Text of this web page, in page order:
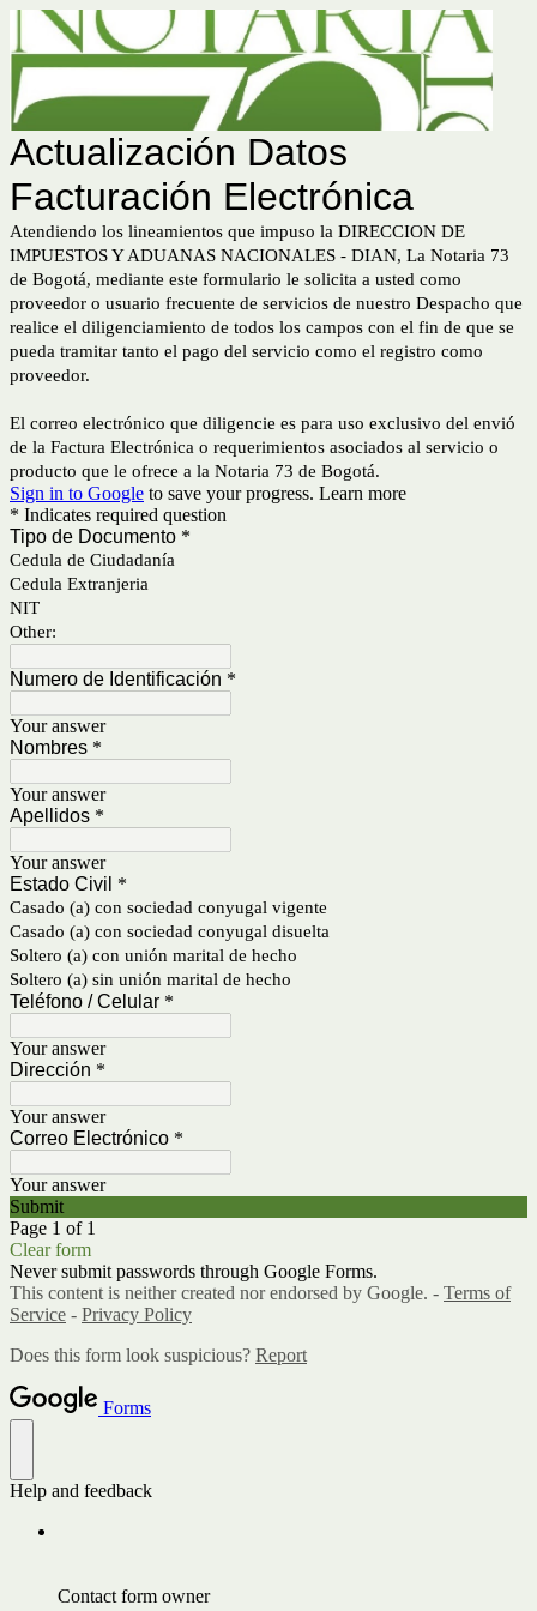
Actualización Datos
Facturación Electrónica
Atendiendo los lineamientos que impuso la DIRECCION DE
IMPUESTOS Y ADUANAS NACIONALES - DIAN, La Notaria 73
de Bogotá, mediante este formulario le solicita a usted como
proveedor o usuario frecuente de servicios de nuestro Despacho que
realice el diligenciamiento de todos los campos con el fin de que se
pueda tramitar tanto el pago del servicio como el registro como
proveedor.
El correo electrónico que diligencie es para uso exclusivo del envió
de la Factura Electrónica o requerimientos asociados al servicio o
producto que le ofrece a la Notaria 73 de Bogotá.
Sign in to Google to save your progress. Learn more
* Indicates required question
Tipo de Documento *
Cedula de Ciudadanía
Cedula Extranjeria
NIT
Other:
Numero de Identificación *
Your answer
Nombres *
Your answer
Apellidos *
Your answer
Estado Civil *
Casado (a) con sociedad conyugal vigente
Casado (a) con sociedad conyugal disuelta
Soltero (a) con unión marital de hecho
Soltero (a) sin unión marital de hecho
Teléfono / Celular *
Your answer
Dirección *
Your answer
Correo Electrónico *
Your answer
Submit
Page 1 of 1
Clear form
Never submit passwords through Google Forms.
This content is neither created nor endorsed by Google. - Terms of
Service - Privacy Policy
Does this form look suspicious? Report
Forms
Help and feedback
Contact form owner